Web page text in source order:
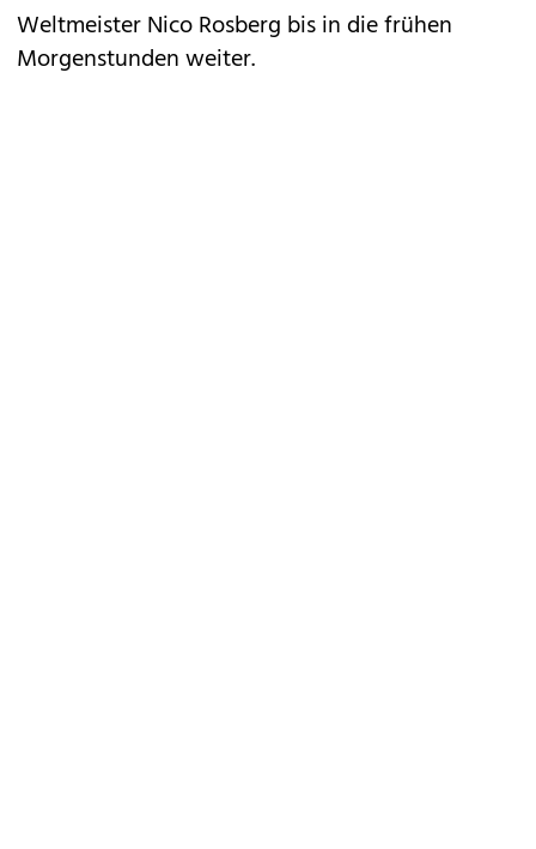
Weltmeister Nico Rosberg bis in die frühen
Morgenstunden weiter.